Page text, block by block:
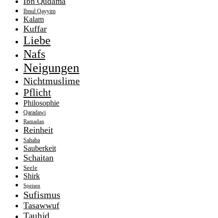
Ibnul Qayyim
Kalam
Kuffar
Liebe
Nafs
Neigungen
Nichtmuslime
Pflicht
Philosophie
Qaradawi
Ramadan
Reinheit
Sahaba
Sauberkeit
Schaitan
Seele
Shirk
Speisen
Sufismus
Tasawwuf
Tauhid